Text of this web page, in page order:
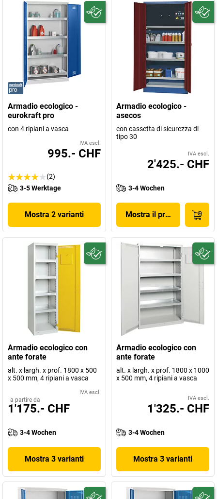
Armadio ecologico -
eurokraft pro
con 4 ripiani a vasca
IVA escl.
995.- CHF
(2)
3-5 Werktage
Mostra 2 varianti
Armadio ecologico -
asecos
con cassetta di sicurezza di
tipo 30
IVA escl.
2'425.- CHF
3-4 Wochen
Mostra il prodotto
Armadio ecologico con
ante forate
alt. x largh. x prof. 1800 x 500
x 500 mm, 4 ripiani a vasca
IVA escl.
a partire da
1'175.- CHF
3-4 Wochen
Mostra 3 varianti
Armadio ecologico con
ante forate
alt. x largh. x prof. 1800 x 1000
x 500 mm, 4 ripiani a vasca
IVA escl.
1'325.- CHF
3-4 Wochen
Mostra 3 varianti